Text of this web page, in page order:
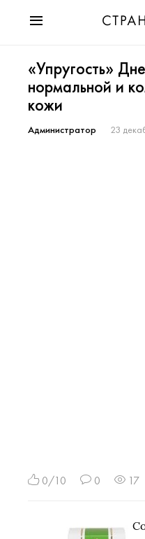
Мода
Звезды
Гороскопы
Здоровье
«Упругость»
нормальной и
кожи
Администратор 23
0/10 0 17